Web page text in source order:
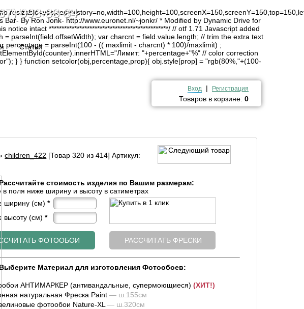
Bar- By Ron Jonk- http://www.euronet.nl/~jonkr/ * Modified by Dynamic Drive for
intact ***********************************************/ // otf 1.71 Javascript added
parseInt(field.offsetWidth); var charcnt = field.value.length; // trim the extra text
= parseInt(100 - (( maxlimit - charcnt) * 100)/maxlimit) ;
"+percentage+"%" // color correction
} } function setcolor(obj,percentage,prop){ obj.style[prop] = "rgb(80%,"+(100-
093-88-84
Вход | Регистрация
Товаров в корзине: 0
Статьи
children_422 [Товар 320 из 414] Артикул:
стоимость изделия по Вашим размерам:
в поля ниже ширину и высоту в сатиметрах
ширину (см) *
высоту (см) *
Материал для изготовления Фотообоев:
АНТИМАРКЕР (антивандальные, супермоющиеся) (ХИТ!)
натуральная Фреска Paint — ш.155см
фотообои Nature-XL — ш.320см